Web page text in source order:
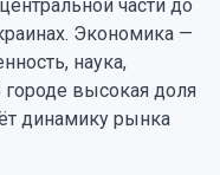
части до
Экономика —
наука,
городе высокая доля
динамику рынка